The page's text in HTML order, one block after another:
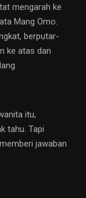
mengarah ke
Mang Omo.
berputar-
ke atas dan
itu,
tahu. Tapi
jawaban